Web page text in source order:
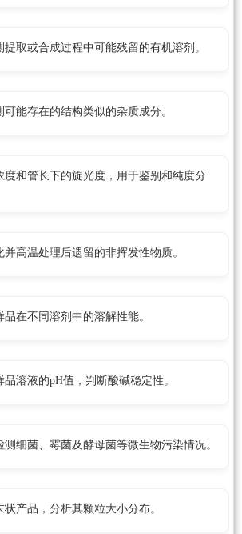
取或合成过程中可能残留的有机溶剂。
能存在的结构类似的杂质成分。
度和管长下的旋光度，用于鉴别和纯度分
高温处理后遗留的非挥发性物质。
在不同溶剂中的溶解性能。
溶液的pH值，判断酸碱稳定性。
细菌、霉菌及酵母菌等微生物污染情况。
产品，分析其颗粒大小分布。